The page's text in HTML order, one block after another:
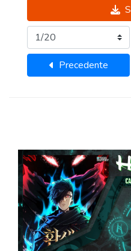
Precedente